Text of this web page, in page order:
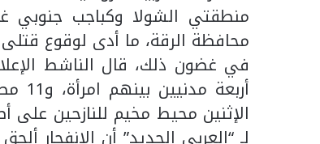
منطقتي الشولا وكباجب جنوبي
محافظة الرقة، ما أدى لوقوع
في غضون ذلك، قال الناشط
الإثنين محيط مخيم للنازحين